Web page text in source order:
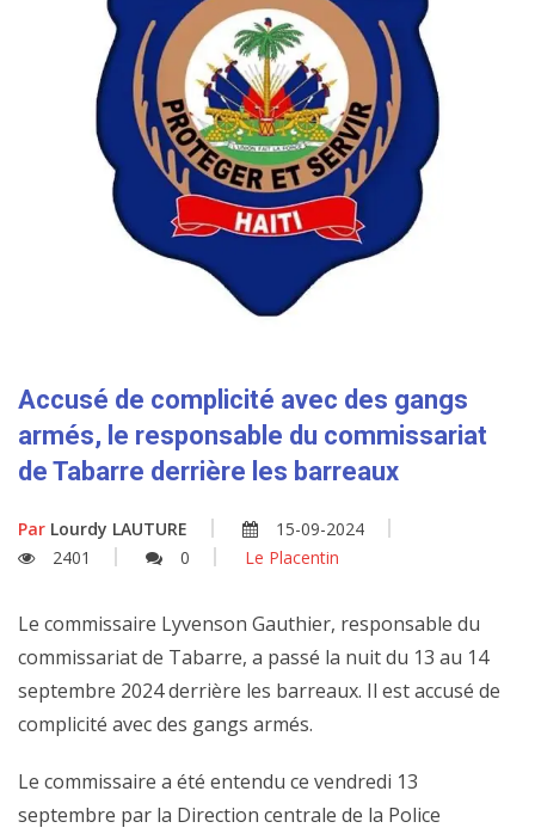
Accusé de complicité avec des gangs
armés, le responsable du commissariat
de Tabarre derrière les barreaux
Par Lourdy LAUTURE
15-09-2024
2401
0 Le Placentin
Le commissaire Lyvenson Gauthier, responsable du
commissariat de Tabarre, a passé la nuit du 13 au 14
septembre 2024 derrière les barreaux. Il est accusé de
complicité avec des gangs armés.
Le commissaire a été entendu ce vendredi 13
septembre par la Direction centrale de la Police